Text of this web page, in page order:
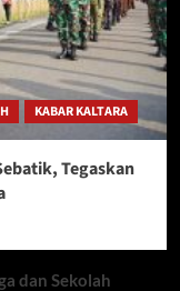
KABAR KALTARA
Tegaskan
dan Sekolah